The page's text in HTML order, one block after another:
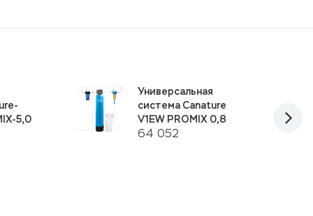
5,0
64 052
Универсальная
система Canature
V1EW PROMIX 0,8